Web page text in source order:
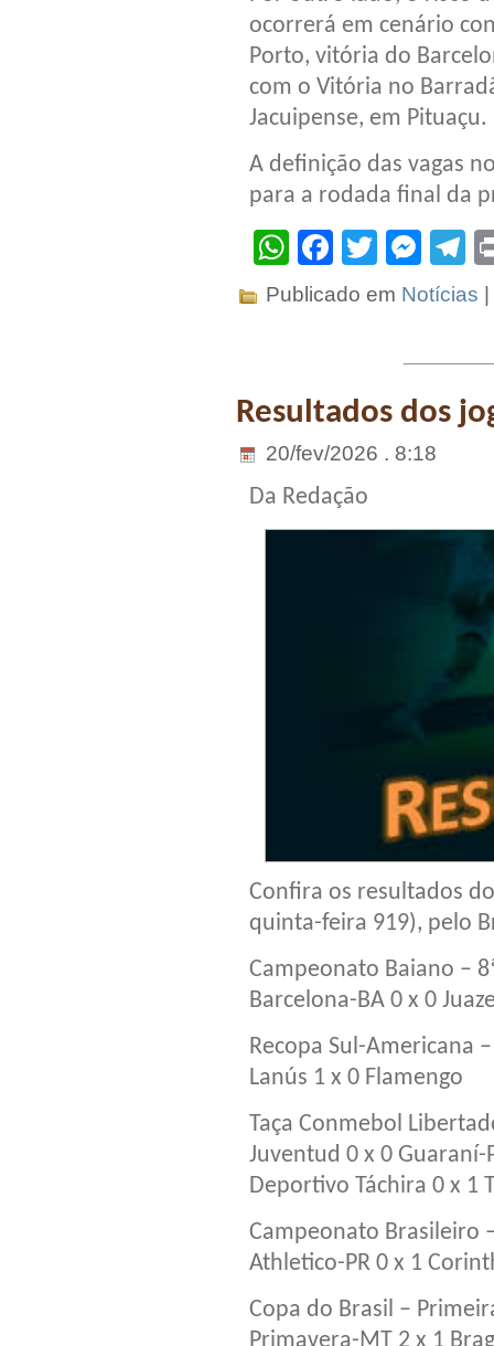
ocorrerá em cenário
Porto, vitória do
com o Vitória no
Jacuipense, em Pituaçu.
A definição das vagas
para a rodada final da
WhatsApp
Facebook
Twitter
Publicado em Notícias
Resultados dos
20/fev/2026 . 8:18
Da Redação
Confira os resultados
quinta-feira 919), pelo
Campeonato Baiano –
Barcelona-BA 0 x 0
Recopa Sul-Americana
Lanús 1 x 0 Flamengo
Taça Conmebol
Juventud 0 x 0 Guaraní-
Deportivo Táchira 0 x 1
Campeonato Brasileiro
Athletico-PR 0 x 1
Copa do Brasil –
Primavera-MT 2 x 1